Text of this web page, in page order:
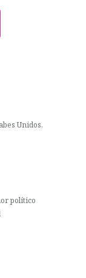
Unidos,
político